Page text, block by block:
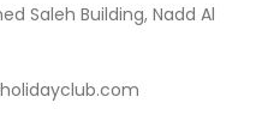
Saleh Building, Nadd Al